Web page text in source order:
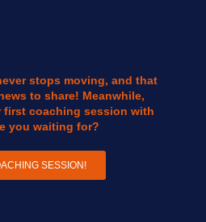
stops moving, and that
to share! Meanwhile,
first coaching session with
you waiting for?
SESSION!